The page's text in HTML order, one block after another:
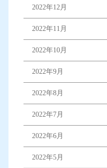
2022年12月
2022年11月
2022年10月
2022年9月
2022年8月
2022年7月
2022年6月
2022年5月